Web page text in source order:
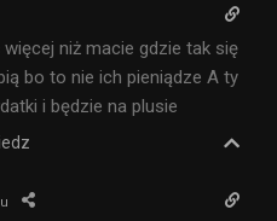
niż macie gdzie tak się
bo to nie ich pieniądze A ty
i będzie na plusie